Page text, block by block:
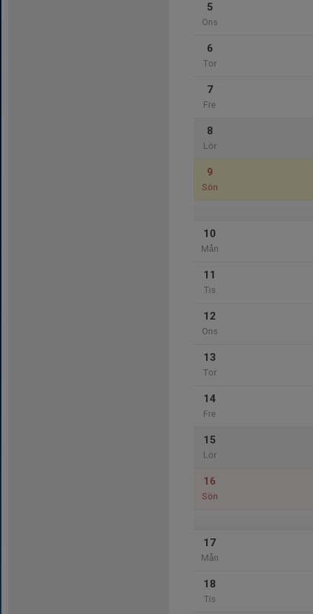
5
Ons
6
Tor
7
Fre
8
Lör
9
Sön
10
Mån
11
Tis
12
Ons
13
Tor
14
Fre
15
Lör
16
Sön
17
Mån
18
Tis